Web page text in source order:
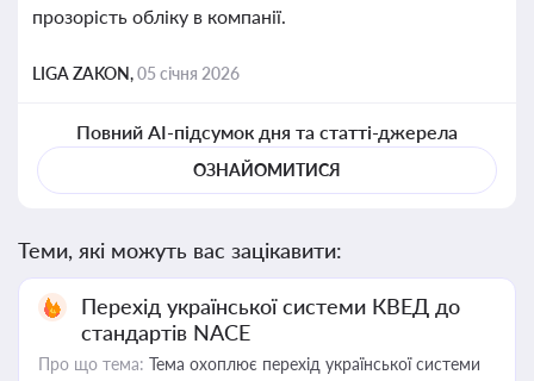
прозорість обліку в компанії.
LIGA ZAKON,05 січня 2026
Повний AI-підсумок дня та статті-джерела
ОЗНАЙОМИТИСЯ
Теми, які можуть вас зацікавити:
Перехід української системи КВЕД до
стандартів NACE
Про що тема: Тема охоплює перехід української системи